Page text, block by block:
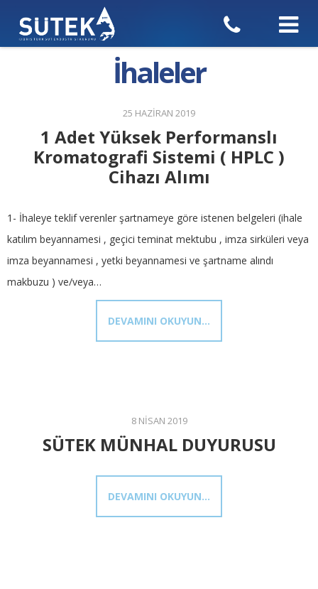
İhaleler
25 HAZIRAN 2019
1 Adet Yüksek Performanslı
Kromatografi Sistemi ( HPLC )
Cihazı Alımı
1- İhaleye teklif verenler şartnameye göre istenen belgeleri (ihale
katılım beyannamesi , geçici teminat mektubu , imza sirküleri veya
imza beyannamesi , yetki beyannamesi ve şartname alındı
makbuzu ) ve/veya…
DEVAMINI OKUYUN...
8 NISAN 2019
SÜTEK MÜNHAL DUYURUSU
DEVAMINI OKUYUN...